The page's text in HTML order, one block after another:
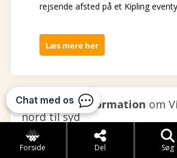
Forside Del Søg
rejsende afsted på et Kipling
Læs mere her
Yderligere information om
nord til syd